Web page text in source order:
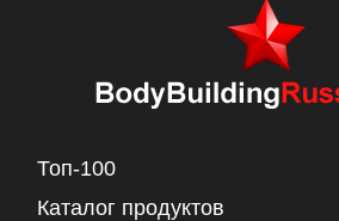
Топ-100
Каталог продуктов